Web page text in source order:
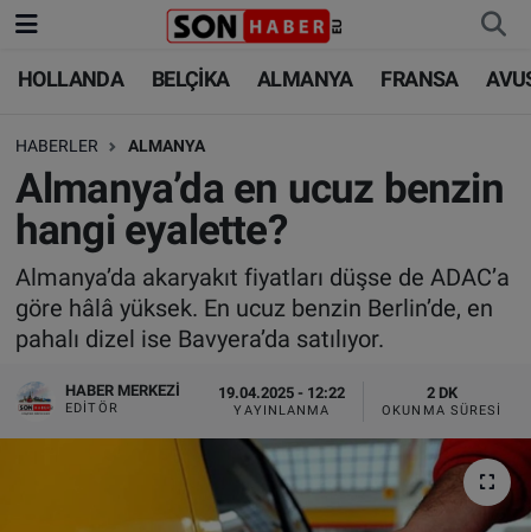
HOLLANDA BELÇİKA ALMANYA FRANSA
HABERLER ALMANYA
Almanya’da en ucuz benzin
hangi eyalette?
Almanya’da akaryakıt fiyatları düşse de ADAC’a
göre hâlâ yüksek. En ucuz benzin Berlin’de, en
pahalı dizel ise Bavyera’da satılıyor.
HABER MERKEZI
EDITÖR
19.04.2025 - 12:22
YAYINLANMA
2 DK
OKUNMA SÜRESI
HOLLANDA
BELÇİKA
ALMANYA
FRANSA
AVUSTURYA
SAĞLIK - YAŞAM
BİLİM-TEKNOLOJİ
HOLLANDA
BELÇİKA
ALMANYA
TÜRKİYE
DÜNYA
BİLİM-TEKNOLOJİ
FOTO GALERİ
Nöbetçi Eczaneler
Hava Durumu
Trafik Durumu
Süper Lig Puan Durumu ve Fikstür
Tüm Manşetler
Son Dakika Haberleri